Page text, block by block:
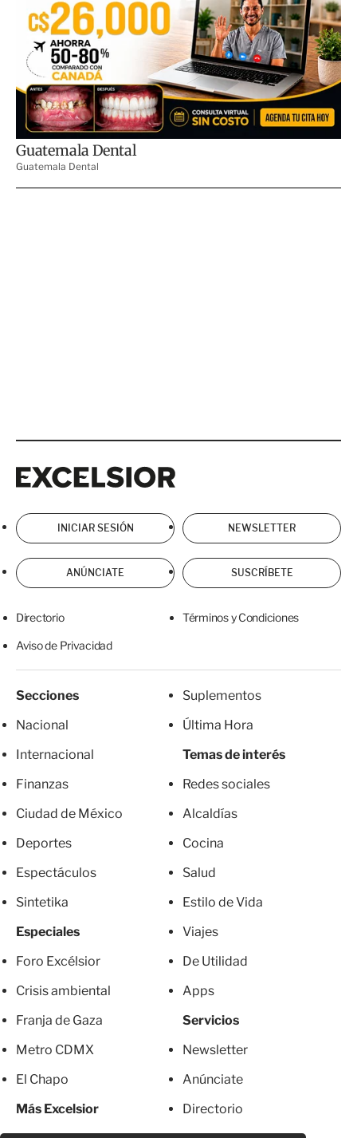
INICIAR SESIÓN NEWSLETTER
ANÚNCIATE SUSCRÍBETE
Directorio Términos y Condiciones
Aviso de Privacidad
Secciones
Nacional
Internacional
Finanzas
Ciudad de México
Deportes
Espectáculos
Sintetika
Especiales
Foro Excélsior
Crisis ambiental
Franja de Gaza
Metro CDMX
El Chapo
Más Excelsior
Suplementos
Última Hora
Temas de interés
Redes sociales
Alcaldías
Cocina
Salud
Estilo de Vida
Viajes
De Utilidad
Apps
Servicios
Newsletter
Anúnciate
Directorio